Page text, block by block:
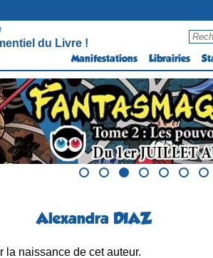
du Livre !
Manifestations
Librairies
Alexandra DIAZ
la naissance de cet auteur.